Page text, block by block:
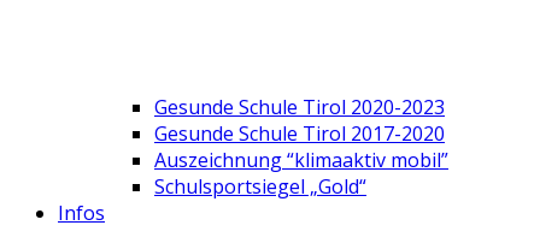
Gesunde Schule Tirol 2020-2023
Gesunde Schule Tirol 2017-2020
Auszeichnung “klimaaktiv mobil”
Schulsportsiegel „Gold“
Infos